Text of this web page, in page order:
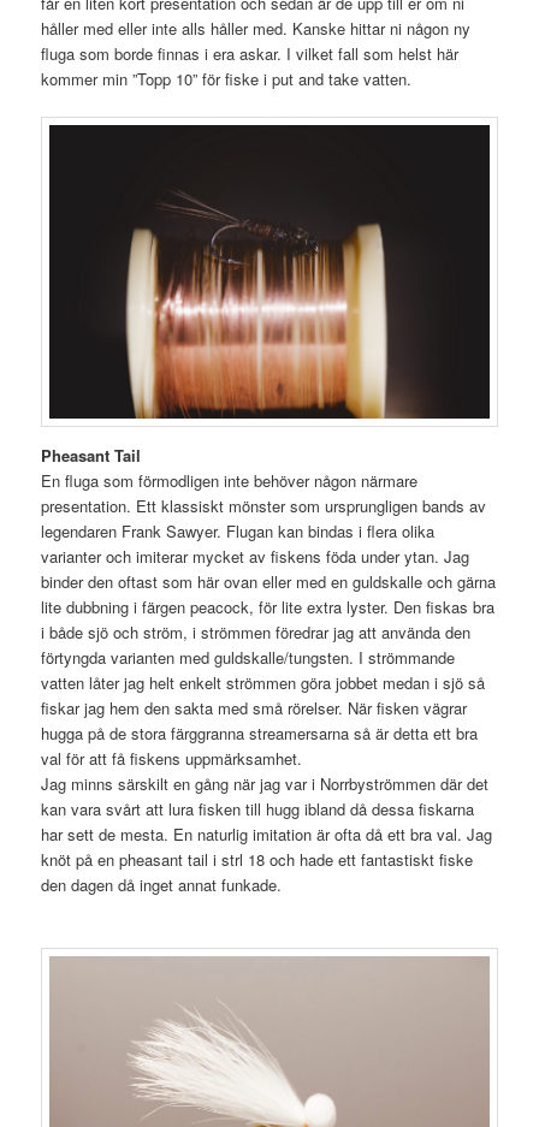
håller med eller inte alls håller med. Kanske hittar ni någon ny
fluga som borde finnas i era askar. I vilket fall som helst här
kommer min ”Topp 10” för fiske i put and take vatten.
Pheasant Tail
En fluga som förmodligen inte behöver någon närmare
presentation. Ett klassiskt mönster som ursprungligen bands av
legendaren Frank Sawyer. Flugan kan bindas i flera olika
varianter och imiterar mycket av fiskens föda under ytan. Jag
binder den oftast som här ovan eller med en guldskalle och gärna
lite dubbning i färgen peacock, för lite extra lyster. Den fiskas bra
i både sjö och ström, i strömmen föredrar jag att använda den
förtyngda varianten med guldskalle/tungsten. I strömmande
vatten låter jag helt enkelt strömmen göra jobbet medan i sjö så
fiskar jag hem den sakta med små rörelser. När fisken vägrar
hugga på de stora färggranna streamersarna så är detta ett bra
val för att få fiskens uppmärksamhet.
Jag minns särskilt en gång när jag var i Norrbyströmmen där det
kan vara svårt att lura fisken till hugg ibland då dessa fiskarna
har sett de mesta. En naturlig imitation är ofta då ett bra val. Jag
knöt på en pheasant tail i strl 18 och hade ett fantastiskt fiske
den dagen då inget annat funkade.